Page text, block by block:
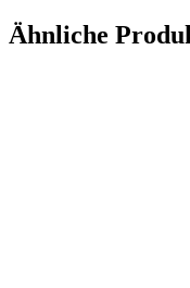
Extract, C20-22
Hydroxyethyl Acrylate/
Ähnliche